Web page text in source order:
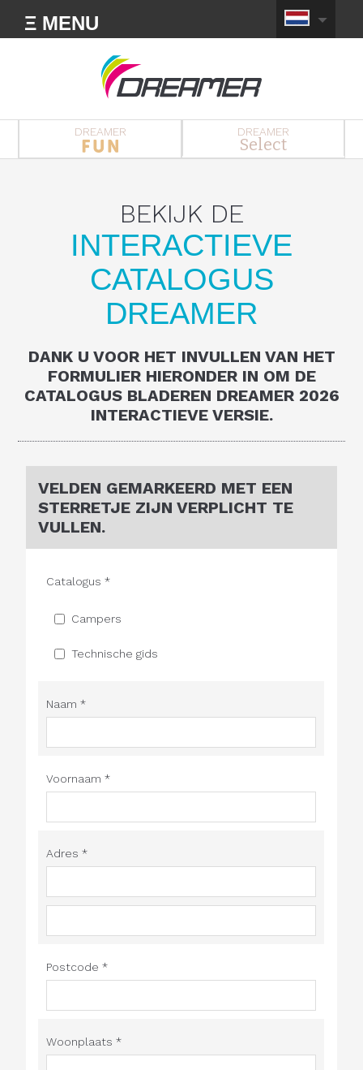
Ξ MENU
DREAMER DREAMER
Select
BEKIJK DE
INTERACTIEVE
CATALOGUS
DREAMER
DANK U VOOR HET INVULLEN VAN HET
FORMULIER HIERONDER IN OM DE
CATALOGUS BLADEREN DREAMER 2026
INTERACTIEVE VERSIE.
VELDEN GEMARKEERD MET EEN
STERRETJE ZIJN VERPLICHT TE
VULLEN.
Catalogus *
Campers
Technische gids
Naam *
Voornaam *
Adres *
Postcode *
Woonplaats *